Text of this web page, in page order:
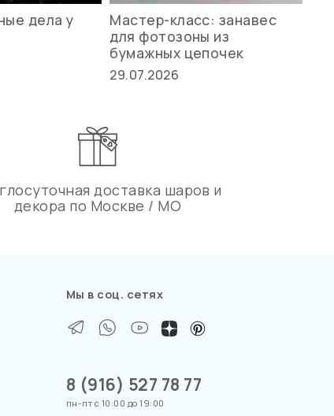
дела у
Мастер-класс: занавес
для фотозоны из
бумажных цепочек
29.07.2026
доставка шаров и
декора по Москве / МО
Мы в соц. сетях
8 (916) 527 78 77
пн-пт с 10:00 до 19:00